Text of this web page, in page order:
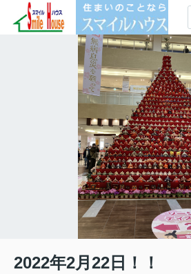
2022年2月22日！！